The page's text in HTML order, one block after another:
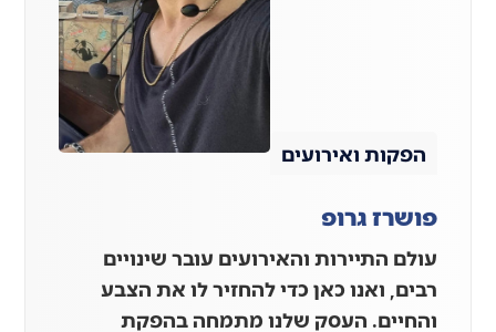
הפקות ואירועים
פושרז גרופ
עולם התיירות והאירועים עובר שינויים
רבים, ואנו כאן כדי להחזיר לו את הצבע
והחיים. העסק שלנו מתמחה בהפקת